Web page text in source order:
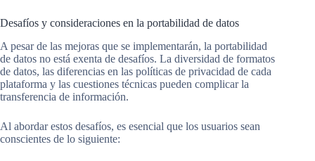
Desafíos y consideraciones en la portabilidad de datos
A pesar de las mejoras que se implementarán, la portabilidad
de datos no está exenta de desafíos. La diversidad de formatos
de datos, las diferencias en las políticas de privacidad de cada
plataforma y las cuestiones técnicas pueden complicar la
transferencia de información.
Al abordar estos desafíos, es esencial que los usuarios sean
conscientes de lo siguiente: